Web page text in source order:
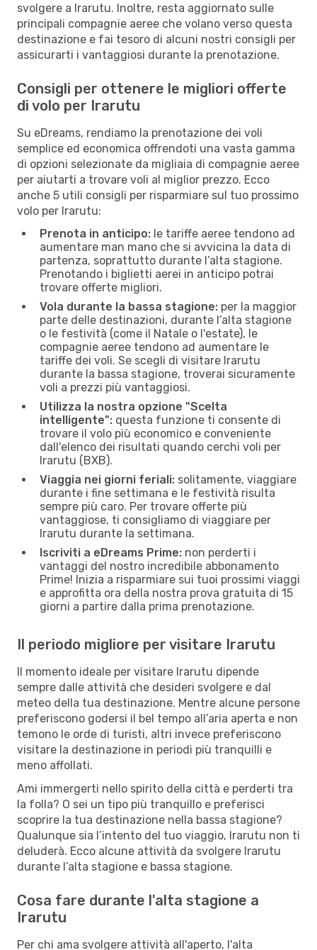
svolgere a Irarutu. Inoltre, resta aggiornato sulle
principali compagnie aeree che volano verso questa
destinazione e fai tesoro di alcuni nostri consigli per
assicurarti i vantaggiosi durante la prenotazione.
Consigli per ottenere le migliori offerte
di volo per Irarutu
Su eDreams, rendiamo la prenotazione dei voli
semplice ed economica offrendoti una vasta gamma
di opzioni selezionate da migliaia di compagnie aeree
per aiutarti a trovare voli al miglior prezzo. Ecco
anche 5 utili consigli per risparmiare sul tuo prossimo
volo per Irarutu:
Prenota in anticipo: le tariffe aeree tendono ad
aumentare man mano che si avvicina la data di
partenza, soprattutto durante l’alta stagione.
Prenotando i biglietti aerei in anticipo potrai
trovare offerte migliori.
Vola durante la bassa stagione: per la maggior
parte delle destinazioni, durante l’alta stagione
o le festività (come il Natale o l'estate), le
compagnie aeree tendono ad aumentare le
tariffe dei voli. Se scegli di visitare Irarutu
durante la bassa stagione, troverai sicuramente
voli a prezzi più vantaggiosi.
Utilizza la nostra opzione "Scelta
intelligente": questa funzione ti consente di
trovare il volo più economico e conveniente
dall'elenco dei risultati quando cerchi voli per
Irarutu (BXB).
Viaggia nei giorni feriali: solitamente, viaggiare
durante i fine settimana e le festività risulta
sempre più caro. Per trovare offerte più
vantaggiose, ti consigliamo di viaggiare per
Irarutu durante la settimana.
Iscriviti a eDreams Prime: non perderti i
vantaggi del nostro incredibile abbonamento
Prime! Inizia a risparmiare sui tuoi prossimi viaggi
e approfitta ora della nostra prova gratuita di 15
giorni a partire dalla prima prenotazione.
Il periodo migliore per visitare Irarutu
Il momento ideale per visitare Irarutu dipende
sempre dalle attività che desideri svolgere e dal
meteo della tua destinazione. Mentre alcune persone
preferiscono godersi il bel tempo all’aria aperta e non
temono le orde di turisti, altri invece preferiscono
visitare la destinazione in periodi più tranquilli e
meno affollati.
Ami immergerti nello spirito della città e perderti tra
la folla? O sei un tipo più tranquillo e preferisci
scoprire la tua destinazione nella bassa stagione?
Qualunque sia l’intento del tuo viaggio, Irarutu non ti
deluderà. Ecco alcune attività da svolgere Irarutu
durante l’alta stagione e bassa stagione.
Cosa fare durante l'alta stagione a
Irarutu
Per chi ama svolgere attività all'aperto, l'alta